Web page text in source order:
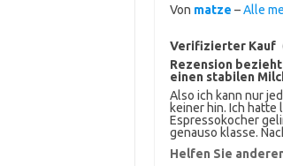
Von matze –Alle
Verifizierter Kauf
Rezension bezieht
einen stabilen
Also ich kann nur
keiner hin. Ich hatte
Espressokocher
genauso klasse.
Helfen Sie